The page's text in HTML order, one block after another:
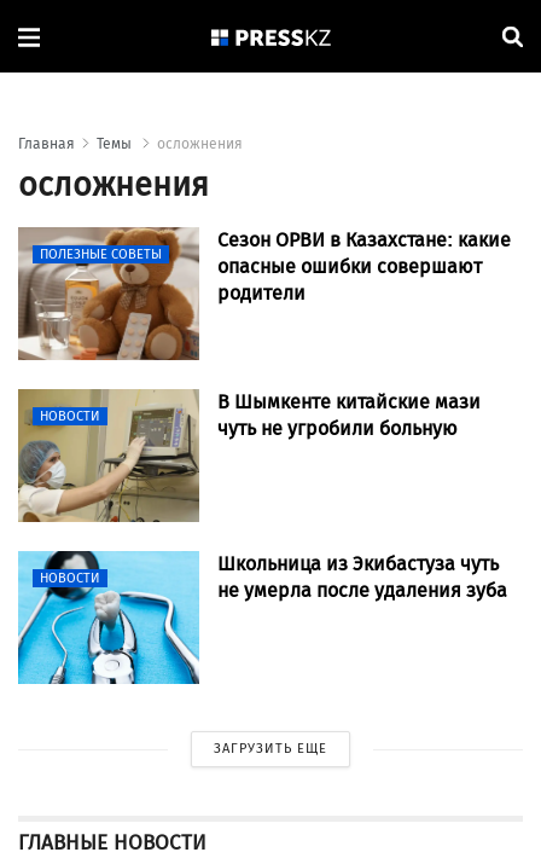
Главная Темы осложнения
осложнения
ПОЛЕЗНЫЕ СОВЕТЫ
Сезон ОРВИ в Казахстане: какие
опасные ошибки совершают
родители
НОВОСТИ
В Шымкенте китайские мази
чуть не угробили больную
НОВОСТИ
Школьница из Экибастуза чуть
не умерла после удаления зуба
ЗАГРУЗИТЬ ЕЩЕ
ГЛАВНЫЕ НОВОСТИ